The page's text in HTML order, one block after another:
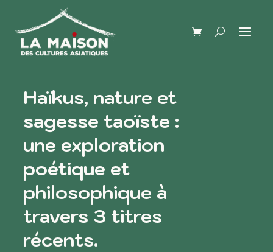
Haïkus, nature et
sagesse taoïste :
une exploration
poétique et
philosophique à
travers 3 titres
récents.